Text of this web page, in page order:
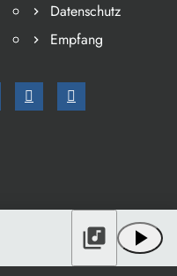
Datenschutz
Empfang
play_arrow
library_music